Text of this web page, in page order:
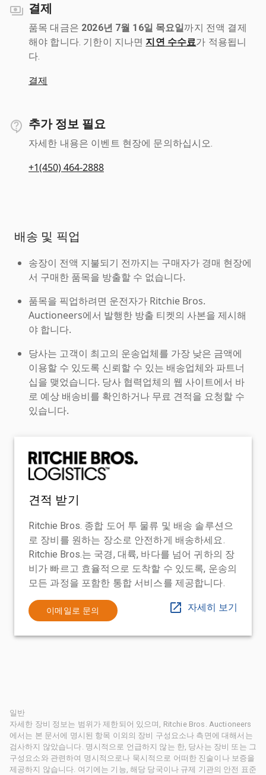
결제
품목 대금은 2026년 7월 16일 목요일까지 전액 결제
해야 합니다. 기한이 지나면 지연 수수료가 적용됩니
다.
결제
추가 정보 필요
자세한 내용은 이벤트 현장에 문의하십시오.
+1(450) 464-2888
배송 및 픽업
송장이 전액 지불되기 전까지는 구매자가 경매 현장에
서 구매한 품목을 방출할 수 없습니다.
품목을 픽업하려면 운전자가 Ritchie Bros.
Auctioneers에서 발행한 방출 티켓의 사본을 제시해
야 합니다.
당사는 고객이 최고의 운송업체를 가장 낮은 금액에
이용할 수 있도록 신뢰할 수 있는 배송업체와 파트너
십을 맺었습니다. 당사 협력업체의 웹 사이트에서 바
로 예상 배송비를 확인하거나 무료 견적을 요청할 수
있습니다.
견적 받기
Ritchie Bros. 종합 도어 투 물류 및 배송 솔루션으
로 장비를 원하는 장소로 안전하게 배송하세요.
Ritchie Bros.는 국경, 대륙, 바다를 넘어 귀하의 장
비가 빠르고 효율적으로 도착할 수 있도록, 운송의
모든 과정을 포함한 통합 서비스를 제공합니다.
이메일로 문의 자세히 보기
일반
자세한 장비 정보는 범위가 제한되어 있으며, Ritchie Bros. Auctioneers
에서는 본 문서에 명시된 항목 이외의 장비 구성요소나 측면에 대해서는
검사하지 않았습니다. 명시적으로 언급하지 않는 한, 당사는 장비 또는 그
구성요소와 관련하여 명시적으로나 묵시적으로 어떠한 진술이나 보증을
제공하지 않습니다. 여기에는 기능, 해당 당국이나 규제 기관의 안전 표준